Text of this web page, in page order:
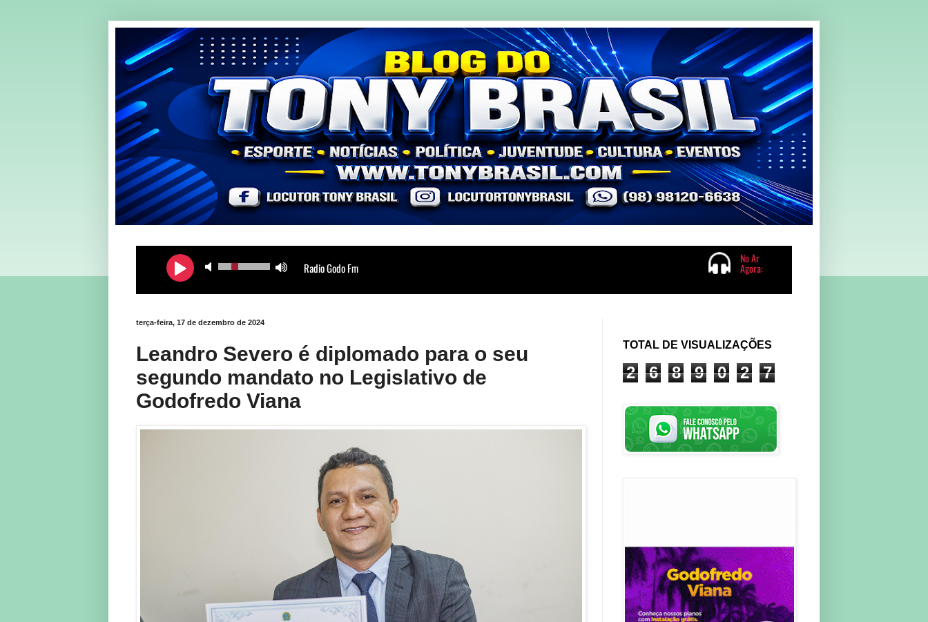
terça-feira, 17 de dezembro de 2024
Leandro Severo é diplomado para o seu
segundo mandato no Legislativo de
Godofredo Viana
TOTAL DE VISUALIZAÇÕES
2 6 8 9 0 2 7